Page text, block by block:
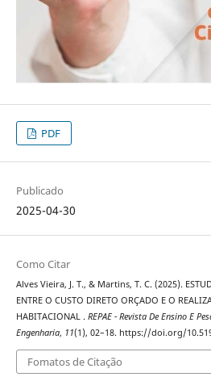
PDF
Publicado
2025-04-30
Como Citar
Alves Vieira, J. T., & Martins, T. C. (2025).
ENTRE O CUSTO DIRETO ORÇADO E O
HABITACIONAL . REPAE - Revista De Ensino E
Engenharia, 11(1), 02–18. https://doi.org/
Fomatos de Citação